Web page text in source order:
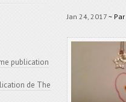
Jan 24, 2017 ~ Par
publication
de The